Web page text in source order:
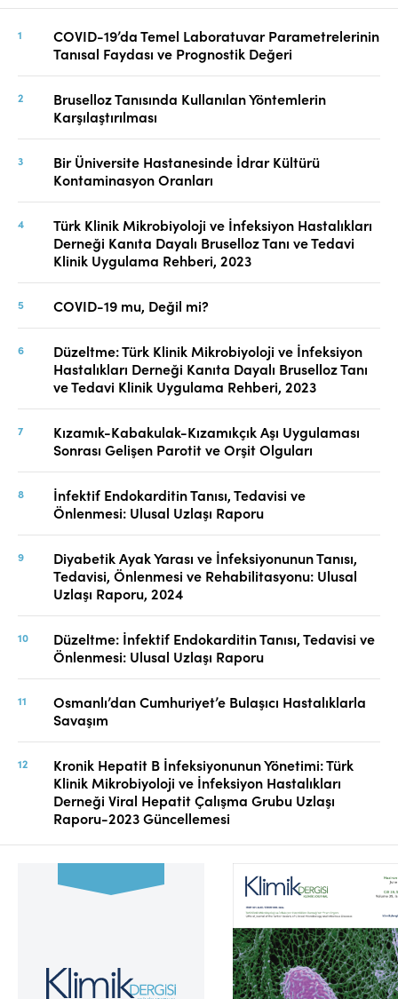
COVID-19’da Temel Laboratuvar Parametrelerinin
Tanısal Faydası ve Prognostik Değeri
Bruselloz Tanısında Kullanılan Yöntemlerin
Karşılaştırılması
Bir Üniversite Hastanesinde İdrar Kültürü
Kontaminasyon Oranları
Türk Klinik Mikrobiyoloji ve İnfeksiyon Hastalıkları
Derneği Kanıta Dayalı Bruselloz Tanı ve Tedavi
Klinik Uygulama Rehberi, 2023
COVID-19 mu, Değil mi?
Düzeltme: Türk Klinik Mikrobiyoloji ve İnfeksiyon
Hastalıkları Derneği Kanıta Dayalı Bruselloz Tanı
ve Tedavi Klinik Uygulama Rehberi, 2023
Kızamık-Kabakulak-Kızamıkçık Aşı Uygulaması
Sonrası Gelişen Parotit ve Orşit Olguları
İnfektif Endokarditin Tanısı, Tedavisi ve
Önlenmesi: Ulusal Uzlaşı Raporu
Diyabetik Ayak Yarası ve İnfeksiyonunun Tanısı,
Tedavisi, Önlenmesi ve Rehabilitasyonu: Ulusal
Uzlaşı Raporu, 2024
Düzeltme: İnfektif Endokarditin Tanısı, Tedavisi ve
Önlenmesi: Ulusal Uzlaşı Raporu
Osmanlı’dan Cumhuriyet’e Bulaşıcı Hastalıklarla
Savaşım
Kronik Hepatit B İnfeksiyonunun Yönetimi: Türk
Klinik Mikrobiyoloji ve İnfeksiyon Hastalıkları
Derneği Viral Hepatit Çalışma Grubu Uzlaşı
Raporu-2023 Güncellemesi